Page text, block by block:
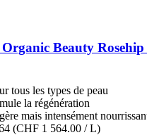
Beauty
tous les types de peau
la régénération
mais intensément
(CHF 1 564.00 / L)